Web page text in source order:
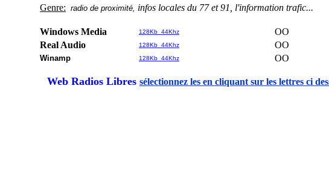
Genre: radio de proximité, infos locales du 77 et 91, l'information trafic...
Windows Media 128Kb 44Khz
OO
Real Audio
128Kb 44Khz OO
Winamp 128Kb 44Khz OO
Web Radios Libres sélectionnez les en cliquant sur les lettres ci